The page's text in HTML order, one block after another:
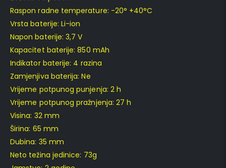
Raspon radne temperature: -20° +40°C
Vrsta baterije: Li-ion
Napon baterije: 3,7 V
Kapacitet baterije: 850 mAh
Indikator baterije: 4 razina
Zamjenjiva baterija: Ne
Vrijeme potpunog punjenja: 2 h
Vrijeme potpunog pražnjenja: 27 h
Visina: 32 mm
Širina: 65 mm
Dubina: 35 mm
Neto težina jedinice: 73g